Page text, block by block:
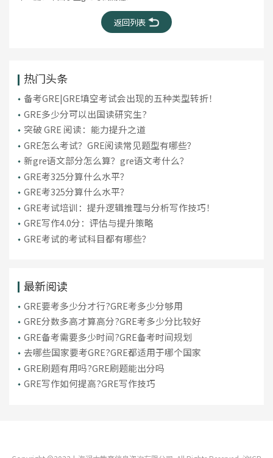
返回列表
热门头条
备考GRE|GRE填空考试会出现的五种类型转折！
GRE多少分可以出国读研究生?
突破 GRE 阅读：能力提升之道
GRE怎么考试？GRE阅读常见题型有哪些？
新gre语文部分怎么算？gre语文考什么？
GRE考325分算什么水平？
GRE考325分算什么水平？
GRE考试培训：提升逻辑推理与分析写作技巧！
GRE写作4.0分：评估与提升策略
GRE考试的考试科目都有哪些？
最新阅读
GRE要考多少分才行?GRE考多少分够用
GRE分数多高才算高分?GRE考多少分比较好
GRE备考需要多少时间?GRE备考时间规划
去哪些国家要考GRE?GRE都适用于哪个国家
GRE刷题有用吗?GRE刷题能出分吗
GRE写作如何提高?GRE写作技巧